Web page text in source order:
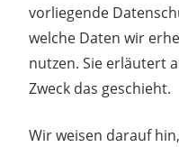
vorliegende
welche Daten wir
nutzen. Sie erläutert
Zweck das geschieht.
Wir weisen darauf